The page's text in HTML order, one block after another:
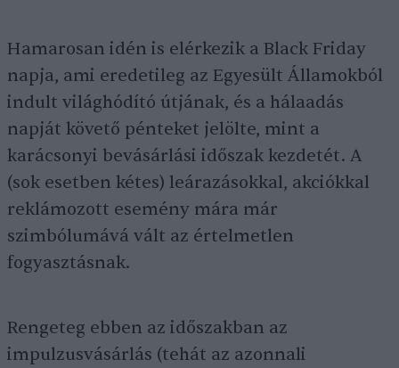
Hamarosan idén is elérkezik a Black Friday
napja, ami eredetileg az Egyesült Államokból
indult világhódító útjának, és a hálaadás
napját követő pénteket jelölte, mint a
karácsonyi bevásárlási időszak kezdetét. A
(sok esetben kétes) leárazásokkal, akciókkal
reklámozott esemény mára már
szimbólumává vált az értelmetlen
fogyasztásnak.
Rengeteg ebben az időszakban az
impulzusvásárlás (tehát az azonnali